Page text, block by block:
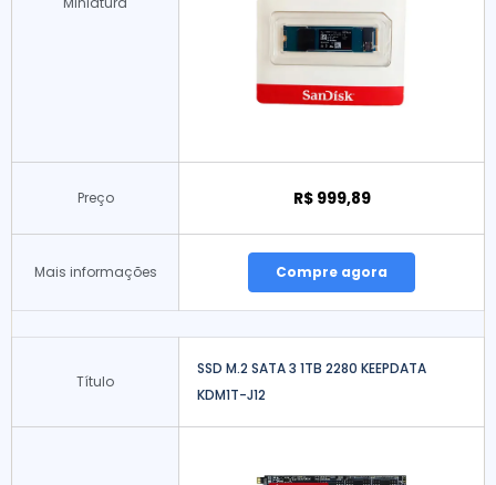
Preço R$ 999,89
Mais informações Compre agora
Título
SSD M.2 SATA 3 1TB 2280 KEEPDATA
KDM1T-J12